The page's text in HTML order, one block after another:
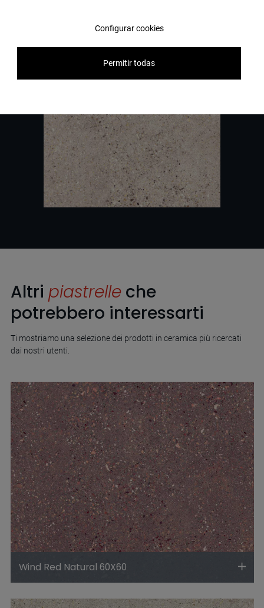
Wind Red Natural 60X60
Altri piastrelleche
potrebbero interessarti
Ti mostriamo una selezione dei prodotti in ceramica più ricercati
dai nostri utenti.
Configurar cookies
Permitir todas